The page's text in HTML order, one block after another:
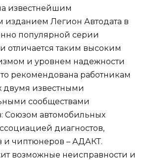
известнейшим
изданием Легион Автодата в
популярной серии
отличается таким высоким
и уровнем надежности
рекомендована работникам
двумя известными
сообществами
Союзом автомобильных
диагностов,
и чиптюнеров – АДАКТ.
возможные неисправности и